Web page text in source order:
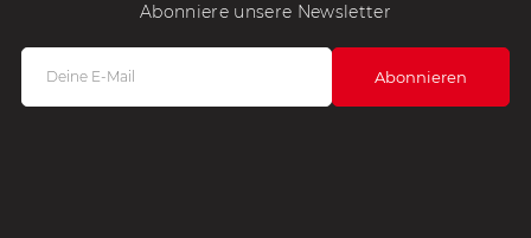
Abonniere unsere Newsletter